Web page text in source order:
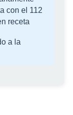
con el 112
receta
a la